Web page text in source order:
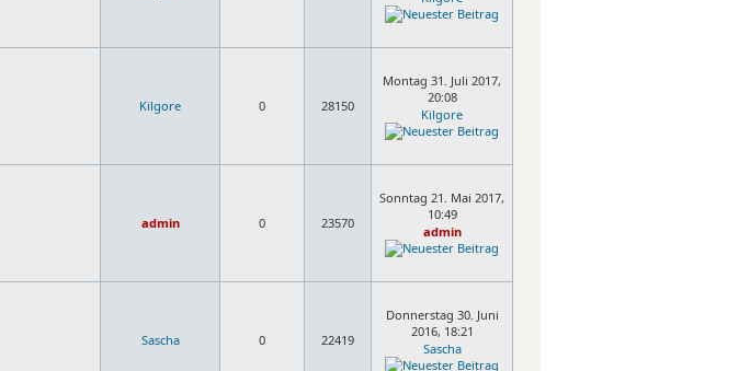
Kilgore 0 28150
Montag 31. Juli 2017,
20:08
Kilgore
admin 0 23570
Sonntag 21. Mai 2017,
10:49
admin
Sascha 0 22419
Donnerstag 30. Juni
2016, 18:21
Sascha